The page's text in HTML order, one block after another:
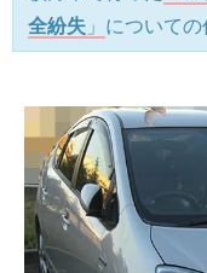
全紛失 」 について